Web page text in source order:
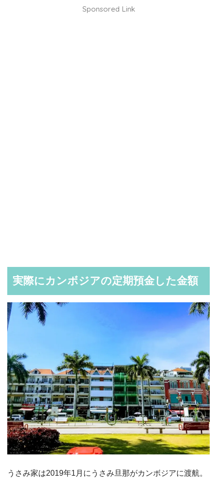
Sponsored Link
実際にカンボジアの定期預金した金額
うさみ家は2019年1月にうさみ旦那がカンボジアに渡航。